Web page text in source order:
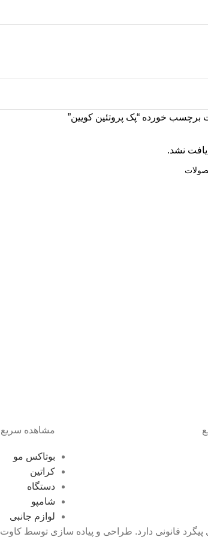
برچسب خورده “پک پروتئین کویین”
نشد.
مشاهده سریع
بوتاکس مو
کراتین
دستگاه
شامپو
لوازم جانبی
قانونی دارد. طراحی و پیاده سازی توسط کاوت